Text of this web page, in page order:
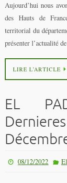
Aujourd’hui nous
des Hauts de
territorial du
présenter l’actualité
LIRE L’ARTICLE
EL
08/12/2022